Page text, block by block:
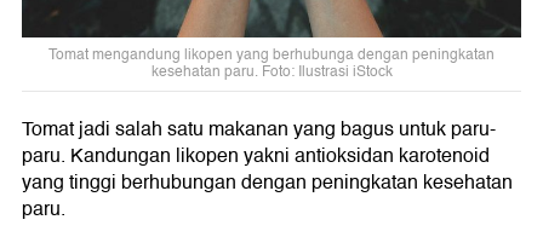
Tomat mengandung likopen yang berhubunga dengan peningkatan
kesehatan paru. Foto: Ilustrasi iStock
Tomat jadi salah satu makanan yang bagus untuk paru-
paru. Kandungan likopen yakni antioksidan karotenoid
yang tinggi berhubungan dengan peningkatan kesehatan
paru.